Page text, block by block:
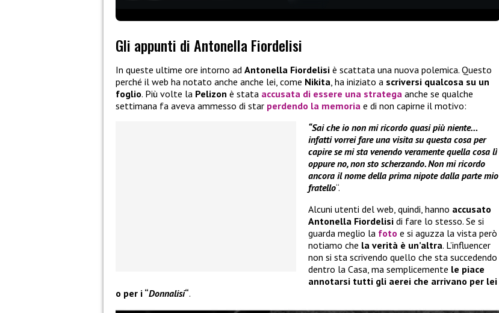
Gli appunti di Antonella Fiordelisi
In queste ultime ore intorno ad Antonella Fiordelisi è scattata una nuova polemica. Questo
perché il web ha notato anche anche lei, come Nikita, ha iniziato a scriversi qualcosa su un
foglio. Più volte la Pelizon è stata accusata di essere una stratega anche se qualche
settimana fa aveva ammesso di star perdendo la memoria e di non capirne il motivo:
“Sai che io non mi ricordo quasi più niente…
infatti vorrei fare una visita su questa cosa per
capire se mi sta venendo veramente quella cosa lì
oppure no, non sto scherzando. Non mi ricordo
ancora il nome della prima nipote dalla parte mio
fratello“.
Alcuni utenti del web, quindi, hanno accusato
Antonella Fiordelisi di fare lo stesso. Se si
guarda meglio la foto e si aguzza la vista però
notiamo che la verità è un’altra. L’influencer
non si sta scrivendo quello che sta succedendo
dentro la Casa, ma semplicemente le piace
annotarsi tutti gli aerei che arrivano per lei
o per i “Donnalisi“.